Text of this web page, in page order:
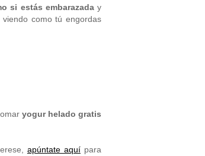
si estás embarazaday
como tú engordas
yogur helado gratis
apúntate aquípara